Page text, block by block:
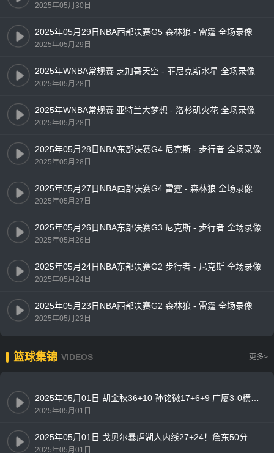
2025年05月30日
2025年05月29日NBA西部决赛G5 森林狼 - 雷霆 全场录像
2025年05月29日
2025年WNBA常规赛 芝加哥天空 - 菲尼克斯水星 全场录像
2025年05月28日
2025年WNBA常规赛 亚特兰大梦想 - 洛杉矶火花 全场录像
2025年05月28日
2025年05月28日NBA东部决赛G4 尼克斯 - 步行者 全场录像
2025年05月28日
2025年05月27日NBA西部决赛G4 雷霆 - 森林狼 全场录像
2025年05月27日
2025年05月26日NBA东部决赛G3 尼克斯 - 步行者 全场录像
2025年05月26日
2025年05月24日NBA东部决赛G2 步行者 - 尼克斯 全场录像
2025年05月24日
2025年05月23日NBA西部决赛G2 森林狼 - 雷霆 全场录像
2025年05月23日
篮球集锦 VIDEOS 更多>
2025年05月01日
2025年05月01日